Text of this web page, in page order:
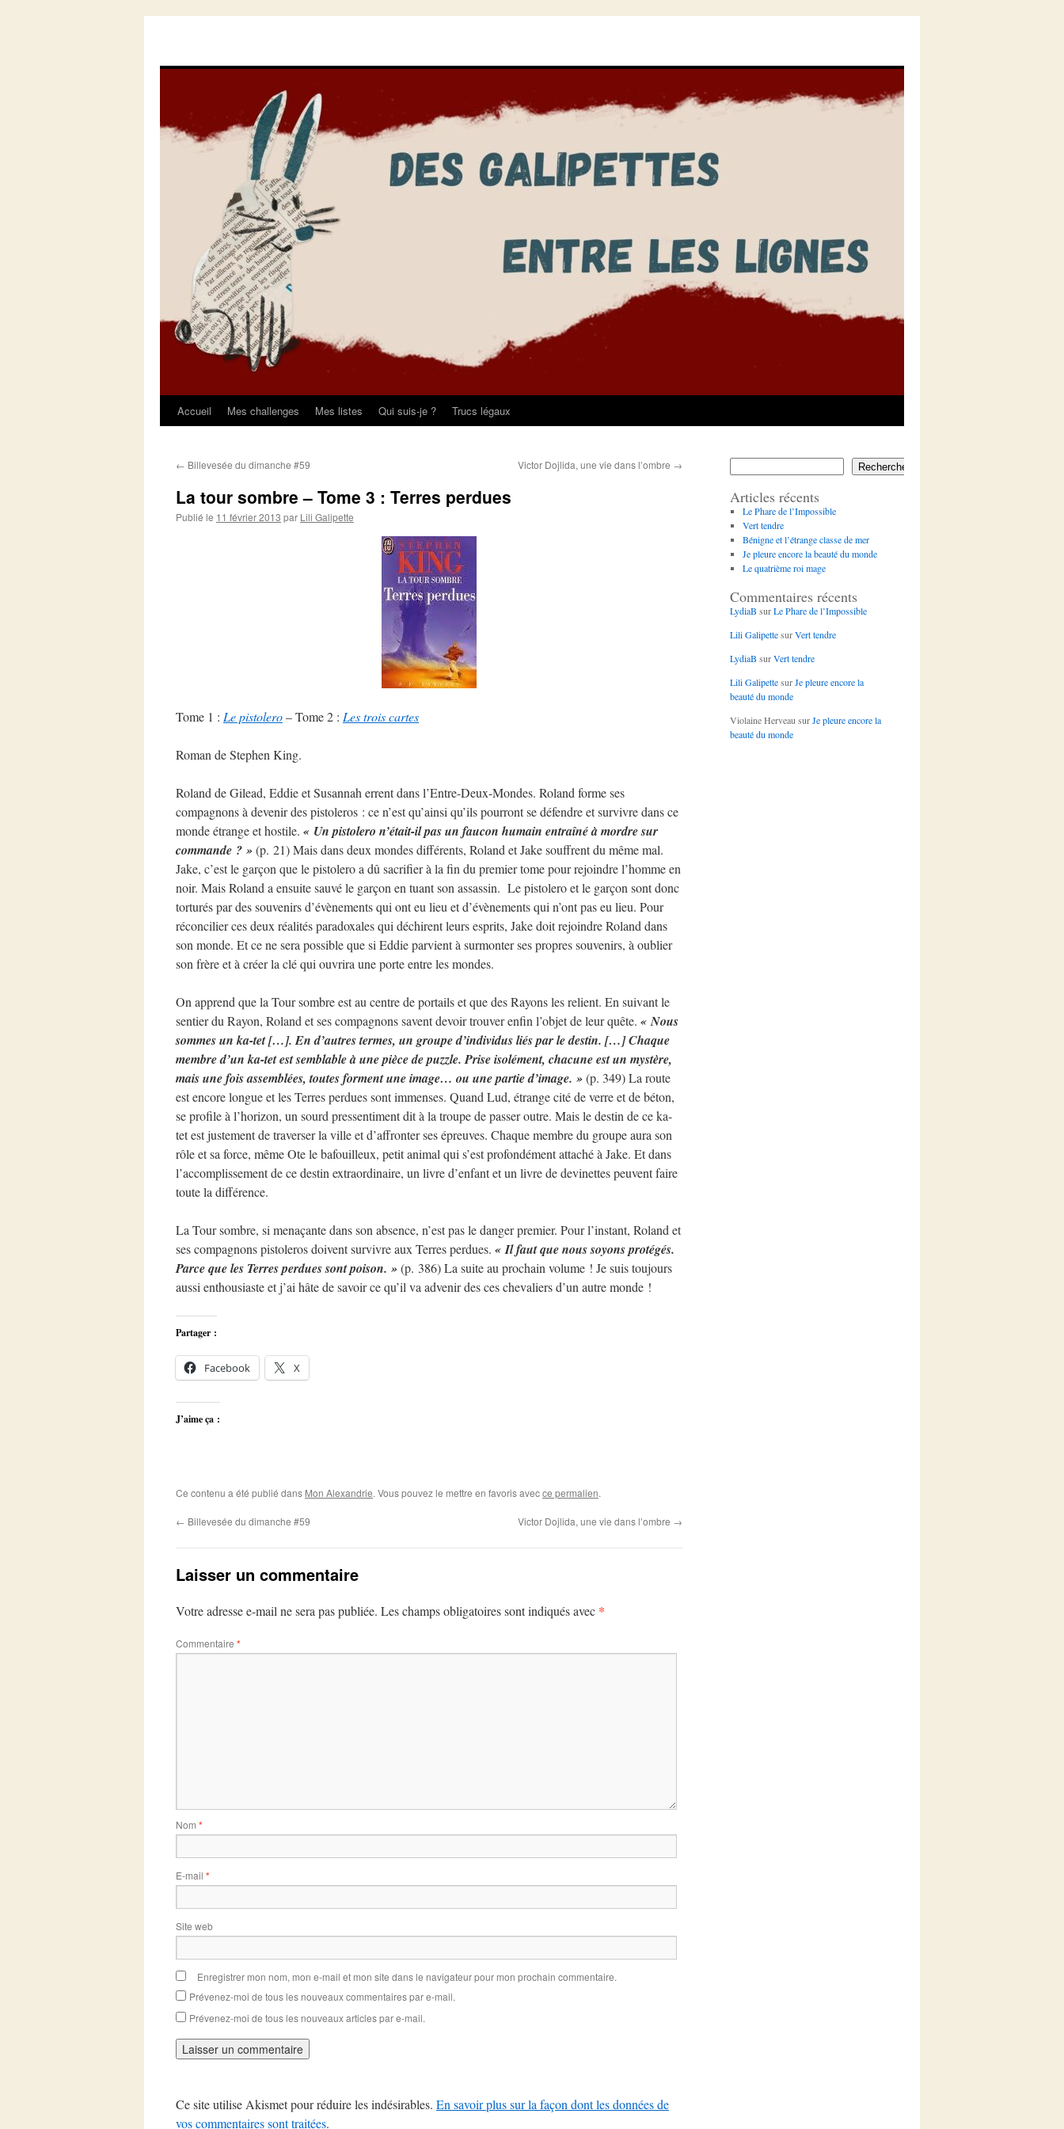
Aller
contenu
Accueil Mes challenges Mes listes Qui suis-je ? Trucs légaux
← Billevesée du dimanche #59 Victor Dojlida, une vie dans l’ombre →
La tour sombre – Tome 3 : Terres perdues
Publié le 11 février 2013 par Lili Galipette
Tome 1 : Le pistolero– Tome 2 : Les trois cartes
Roman de Stephen King.
Roland de Gilead, Eddie et Susannah errent dans l’Entre-Deux-Mondes. Roland forme ses
compagnons à devenir des pistoleros : ce n’est qu’ainsi qu’ils pourront se défendre et survivre dans ce
monde étrange et hostile. « Un pistolero n’était-il pas un faucon humain entraîné à mordre sur
commande ? »(p. 21) Mais dans deux mondes différents, Roland et Jake souffrent du même mal.
Jake, c’est le garçon que le pistolero a dû sacrifier à la fin du premier tome pour rejoindre l’homme en
noir. Mais Roland a ensuite sauvé le garçon en tuant son assassin. Le pistolero et le garçon sont donc
torturés par des souvenirs d’évènements qui ont eu lieu et d’évènements qui n’ont pas eu lieu. Pour
réconcilier ces deux réalités paradoxales qui déchirent leurs esprits, Jake doit rejoindre Roland dans
son monde. Et ce ne sera possible que si Eddie parvient à surmonter ses propres souvenirs, à oublier
son frère et à créer la clé qui ouvrira une porte entre les mondes.
On apprend que la Tour sombre est au centre de portails et que des Rayons les relient. En suivant le
sentier du Rayon, Roland et ses compagnons savent devoir trouver enfin l’objet de leur quête. « Nous
sommes un ka-tet […]. En d’autres termes, un groupe d’individus liés par le destin. […] Chaque
membre d’un ka-tet est semblable à une pièce de puzzle. Prise isolément, chacune est un mystère,
mais une fois assemblées, toutes forment une image… ou une partie d’image. »(p. 349) La route
est encore longue et les Terres perdues sont immenses. Quand Lud, étrange cité de verre et de béton,
se profile à l’horizon, un sourd pressentiment dit à la troupe de passer outre. Mais le destin de ce ka-
tet est justement de traverser la ville et d’affronter ses épreuves. Chaque membre du groupe aura son
rôle et sa force, même Ote le bafouilleux, petit animal qui s’est profondément attaché à Jake. Et dans
l’accomplissement de ce destin extraordinaire, un livre d’enfant et un livre de devinettes peuvent faire
toute la différence.
La Tour sombre, si menaçante dans son absence, n’est pas le danger premier. Pour l’instant, Roland et
ses compagnons pistoleros doivent survivre aux Terres perdues. « Il faut que nous soyons protégés.
Parce que les Terres perdues sont poison. »(p. 386) La suite au prochain volume ! Je suis toujours
aussi enthousiaste et j’ai hâte de savoir ce qu’il va advenir des ces chevaliers d’un autre monde !
Partager :
Facebook X
J’aime ça :
Ce contenu a été publié dans Mon Alexandrie. Vous pouvez le mettre en favoris avecce permalien.
← Billevesée du dimanche #59 Victor Dojlida, une vie dans l’ombre →
Laisser un commentaire
Votre adresse e-mail ne sera pas publiée. Les champs obligatoires sont indiqués avec *
Commentaire *
Nom *
E-mail *
Site web
Enregistrer mon nom, mon e-mail et mon site dans le navigateur pour mon prochain commentaire.
Prévenez-moi de tous les nouveaux commentaires par e-mail.
Prévenez-moi de tous les nouveaux articles par e-mail.
Ce site utilise Akismet pour réduire les indésirables. En savoir plus sur la façon dont les données de
vos commentaires sont traitées.
Rechercher
Articles récents
Le Phare de l’Impossible
Vert tendre
Bénigne et l’étrange classe de mer
Je pleure encore la beauté du monde
Le quatrième roi mage
Commentaires récents
LydiaB surLe Phare de l’Impossible
Lili GalipettesurVert tendre
LydiaB surVert tendre
Lili GalipettesurJe pleure encore la
beauté du monde
Violaine Herveau surJe pleure encore la
beauté du monde